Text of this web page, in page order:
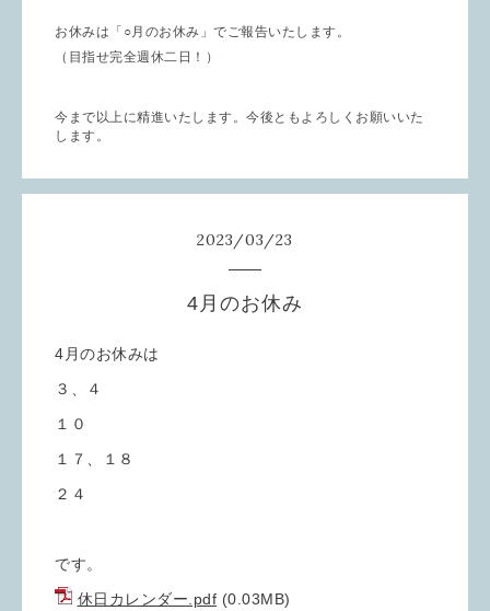
お休みは「○月のお休み」でご報告いたします。
（目指せ完全週休二日！）
今まで以上に精進いたします。今後ともよろしくお願いいた
します。
2023/03/23
4月のお休み
4月のお休みは
３、４
１０
１７、１８
２４
です。
休日カレンダー.pdf (0.03MB)